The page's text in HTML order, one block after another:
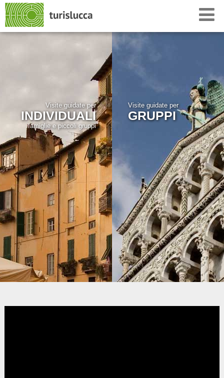
Visite guidate per
INDIVIDUALI
famiglie e piccoli gruppi
Visite guidate per
GRUPPI